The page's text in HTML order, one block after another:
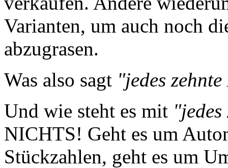
Varianten, um auch noch
abzugrasen.
Was also sagt "jedes
Und wie steht es mit
NICHTS! Geht es um
Stückzahlen, geht es um